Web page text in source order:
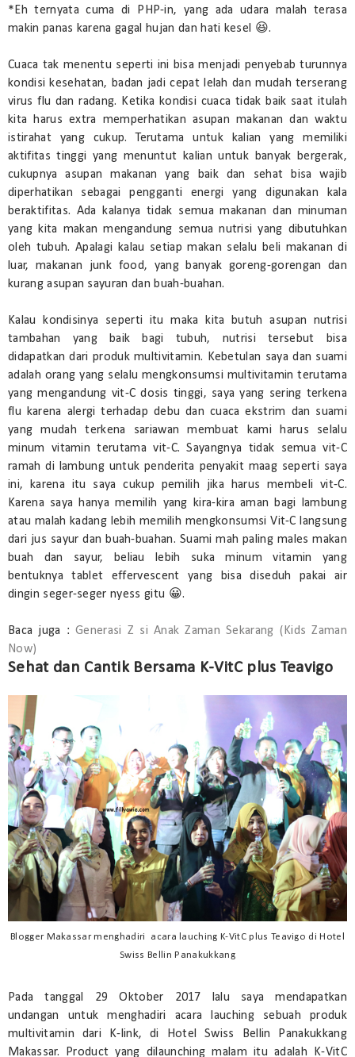
*Eh ternyata cuma di PHP-in, yang ada udara malah terasa
makin panas karena gagal hujan dan hati kesel 😆.
Cuaca tak menentu seperti ini bisa menjadi penyebab turunnya
kondisi kesehatan, badan jadi cepat lelah dan mudah terserang
virus flu dan radang. Ketika kondisi cuaca tidak baik saat itulah
kita harus extra memperhatikan asupan makanan dan waktu
istirahat yang cukup. Terutama untuk kalian yang memiliki
aktifitas tinggi yang menuntut kalian untuk banyak bergerak,
cukupnya asupan makanan yang baik dan sehat bisa wajib
diperhatikan sebagai pengganti energi yang digunakan kala
beraktifitas. Ada kalanya tidak semua makanan dan minuman
yang kita makan mengandung semua nutrisi yang dibutuhkan
oleh tubuh. Apalagi kalau setiap makan selalu beli makanan di
luar, makanan junk food, yang banyak goreng-gorengan dan
kurang asupan sayuran dan buah-buahan.
Kalau kondisinya seperti itu maka kita butuh asupan nutrisi
tambahan yang baik bagi tubuh, nutrisi tersebut bisa
didapatkan dari produk multivitamin. Kebetulan saya dan suami
adalah orang yang selalu mengkonsumsi multivitamin terutama
yang mengandung vit-C dosis tinggi, saya yang sering terkena
flu karena alergi terhadap debu dan cuaca ekstrim dan suami
yang mudah terkena sariawan membuat kami harus selalu
minum vitamin terutama vit-C. Sayangnya tidak semua vit-C
ramah di lambung untuk penderita penyakit maag seperti saya
ini, karena itu saya cukup pemilih jika harus membeli vit-C.
Karena saya hanya memilih yang kira-kira aman bagi lambung
atau malah kadang lebih memilih mengkonsumsi Vit-C langsung
dari jus sayur dan buah-buahan. Suami mah paling males makan
buah dan sayur, beliau lebih suka minum vitamin yang
bentuknya tablet effervescent yang bisa diseduh pakai air
dingin seger-seger nyess gitu 😀.
Baca juga :Generasi Z si Anak Zaman Sekarang (Kids Zaman
Now)
Sehat dan Cantik Bersama K-VitC plus Teavigo
Blogger Makassar menghadiri acara lauching K-VitC plus Teavigo di Hotel
Swiss Bellin Panakukkang
Pada tanggal 29 Oktober 2017 lalu saya mendapatkan
undangan untuk menghadiri acara lauching sebuah produk
multivitamin dari K-link, di Hotel Swiss Bellin Panakukkang
Makassar. Product yang dilaunching malam itu adalah K-VitC